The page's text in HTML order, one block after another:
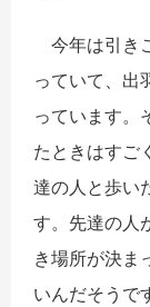
今年は引き
っていて、出
っています。
たときはすご
達の人と歩い
す。先達の人
き場所が決ま
いんだそうで